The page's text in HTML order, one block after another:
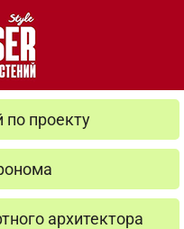
по проекту
архитектора